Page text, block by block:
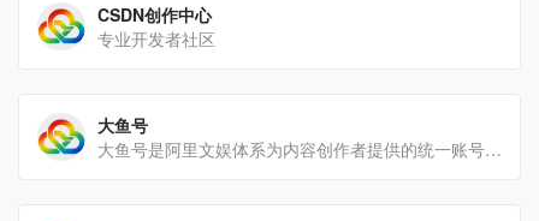
CSDN创作中心
专业开发者社区
大鱼号
大鱼号是阿里文娱体系为内容创作者提供的统一账号。大鱼号实现了阿里文娱体系一点接入，多点分发。内容创作者一点接入[…]